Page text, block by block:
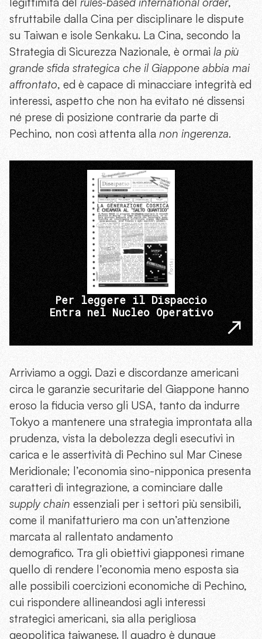
sfruttabile dalla Cina per disciplinare le dispute
su Taiwan e isole Senkaku. La Cina, secondo la
Strategia di Sicurezza Nazionale, è ormai la più
grande sfida strategica che il Giappone abbia mai
affrontato, ed è capace di minacciare integrità ed
interessi, aspetto che non ha evitato né dissensi
né prese di posizione contrarie da parte di
Pechino, non così attenta alla non ingerenza.
Per leggere il Dispaccio
Entra nel Nucleo Operativo
Arriviamo a oggi. Dazi e discordanze americani
circa le garanzie securitarie del Giappone hanno
eroso la fiducia verso gli USA, tanto da indurre
Tokyo a mantenere una strategia improntata alla
prudenza, vista la debolezza degli esecutivi in
carica e le assertività di Pechino sul Mar Cinese
Meridionale; l’economia sino-nipponica presenta
caratteri di integrazione, a cominciare dalle
supply chain essenziali per i settori più sensibili,
come il manifatturiero ma con un’attenzione
marcata al rallentato andamento
demografico. Tra gli obiettivi giapponesi rimane
quello di rendere l’economia meno esposta sia
alle possibili coercizioni economiche di Pechino,
cui rispondere allineandosi agli interessi
strategici americani, sia alla perigliosa
geopolitica taiwanese. Il quadro è dunque